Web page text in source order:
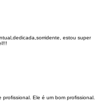
estou super
Ele é um bom profissional.